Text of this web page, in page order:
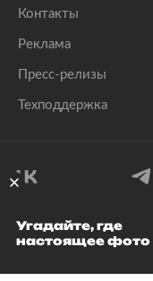
Контакты
Реклама
Пресс-релизы
Техподдержка
©
Угадайте, где
настоящее фото